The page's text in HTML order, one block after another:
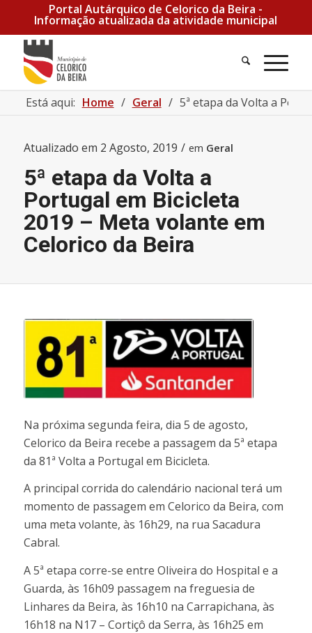
Portal Autárquico de Celorico da Beira -
Informação atualizada da atividade municipal
Está aqui: Home / Geral / 5ª etapa da Volta a
Atualizado em 2 Agosto, 2019 / em Geral
5ª etapa da Volta a
Portugal em Bicicleta
2019 – Meta volante em
Celorico da Beira
Na próxima segunda feira, dia 5 de agosto,
Celorico da Beira recebe a passagem da 5ª etapa
da 81ª Volta a Portugal em Bicicleta.
A principal corrida do calendário nacional terá um
momento de passagem em Celorico da Beira, com
uma meta volante, às 16h29, na rua Sacadura
Cabral.
A 5ª etapa corre-se entre Oliveira do Hospital e a
Guarda, às 16h09 passagem na freguesia de
Linhares da Beira, às 16h10 na Carrapichana, às
16h18 na N17 – Cortiçô da Serra, às 16h25 em